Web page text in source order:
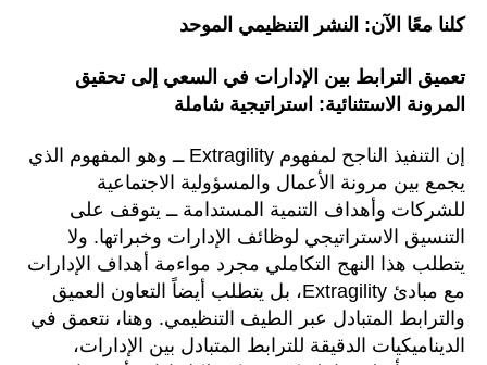
كلنا معًا الآن: النشر التنظيمي الموحد
تعميق الترابط بين الإدارات في السعي إلى تحقيق
المرونة الاستثنائية: استراتيجية شاملة
إن التنفيذ الناجح لمفهوم Extragility ــ وهو المفهوم الذي
يجمع بين مرونة الأعمال والمسؤولية الاجتماعية
للشركات وأهداف التنمية المستدامة ــ يتوقف على
التنسيق الاستراتيجي لوظائف الإدارات وخبراتها. ولا
يتطلب هذا النهج التكاملي مجرد مواءمة أهداف الإدارات
مع مبادئ Extragility، بل يتطلب أيضاً التعاون العميق
والترابط المتبادل عبر الطيف التنظيمي. وهنا، نتعمق في
الديناميكيات الدقيقة للترابط المتبادل بين الإدارات،